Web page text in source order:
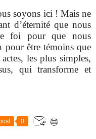
soyons ici ! Mais ne
d’éternité que nous
foi pour que nous
pour être témoins que
les plus simples,
qui transforme et
0